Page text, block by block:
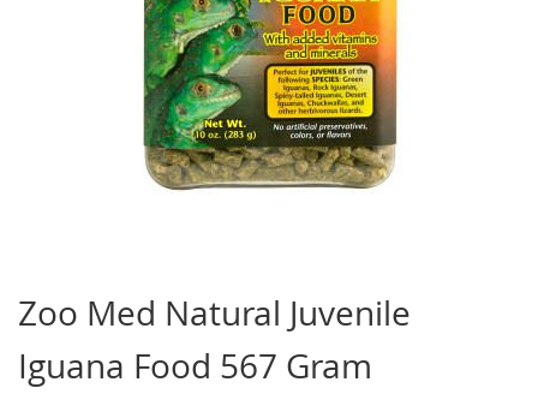
het
begin
van
de
Zoo Med Natural Juvenile
Iguana Food 567 Gram